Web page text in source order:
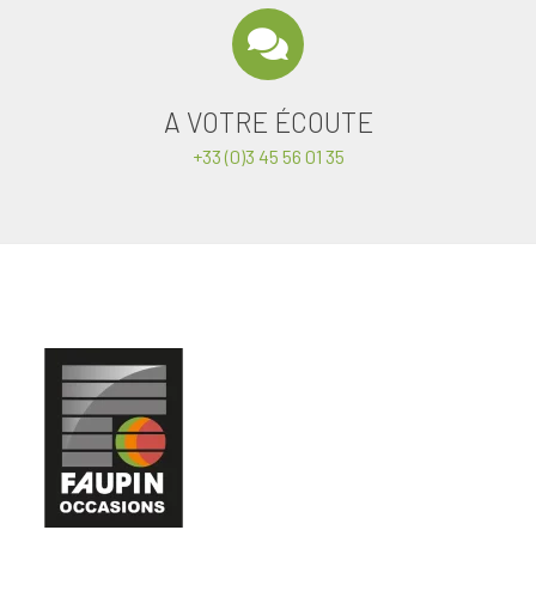
A VOTRE ÉCOUTE
+33 (0)3 45 56 01 35